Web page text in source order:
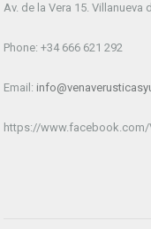
Av. de la Vera 15. Villanueva
Phone: +34 666 621 292
Email:
https://www.facebook.com/